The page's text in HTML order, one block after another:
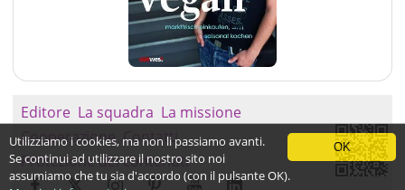
Editore La squadra La missione
Cooperazione Contatti
Protezione dei contenuti
OK
Utilizziamo i cookies, ma non li passiamo avanti.
Se continui ad utilizzare il nostro sito noi
assumiamo che tu sia d'accordo (con il pulsante OK).